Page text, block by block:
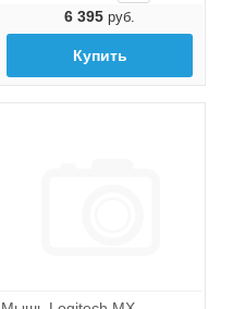
6 395руб.
Купить